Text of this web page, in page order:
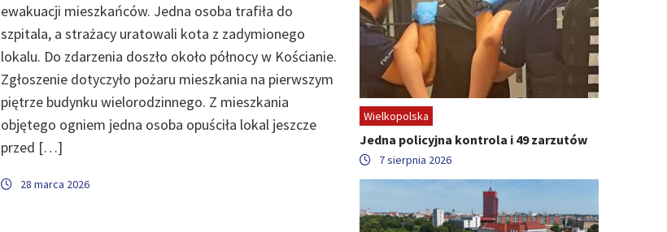
ewakuacji mieszkańców. Jedna osoba trafiła do
szpitala, a strażacy uratowali kota z zadymionego
lokalu. Do zdarzenia doszło około północy w Kościanie.
Zgłoszenie dotyczyło pożaru mieszkania na pierwszym
piętrze budynku wielorodzinnego. Z mieszkania
objętego ogniem jedna osoba opuściła lokal jeszcze
przed […]
28 marca 2026
Wielkopolska
Jedna policyjna kontrola i 49 zarzutów
7 sierpnia 2026